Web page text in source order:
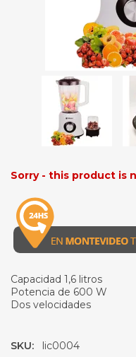
Sorry - this product is
Capacidad 1,6 litros
Potencia de 600 W
Dos velocidades
SKU: lic0004